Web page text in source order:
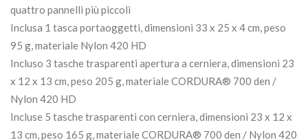
quattro pannelli più piccoli
Inclusa 1 tasca portaoggetti, dimensioni 33 x 25 x 4 cm, peso
95 g, materiale Nylon 420 HD
Incluso 3 tasche trasparenti apertura a cerniera, dimensioni 23
x 12 x 13 cm, peso 205 g, materiale CORDURA® 700 den /
Nylon 420 HD
Incluse 5 tasche trasparenti con cerniera, dimensioni 23 x 12 x
13 cm, peso 165 g, materiale CORDURA® 700 den / Nylon 420